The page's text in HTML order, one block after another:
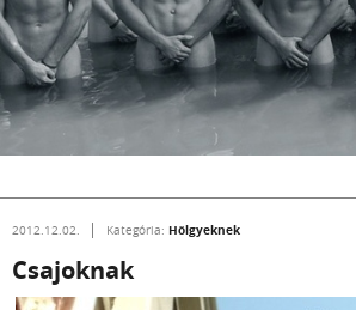
2012.12.02. Kategória: Hölgyeknek
Csajoknak